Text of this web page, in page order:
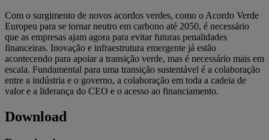
Com o surgimento de novos acordos verdes, como o Acordo Verde
Europeu para se tornar neutro em carbono até 2050, é necessário
que as empresas ajam agora para evitar futuras penalidades
financeiras. Inovação e infraestrutura emergente já estão
acontecendo para apoiar a transição verde, mas é necessário mais em
escala. Fundamental para uma transição sustentável é a colaboração
entre a indústria e o governo, a colaboração em toda a cadeia de
valor e a liderança do CEO e o acesso ao financiamento.
Download